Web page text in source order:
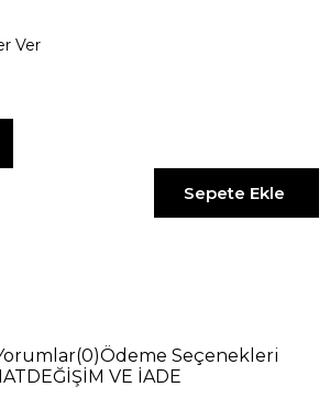
Ver
(0)Ödeme Seçenekleri
DEĞİŞİM VE İADE